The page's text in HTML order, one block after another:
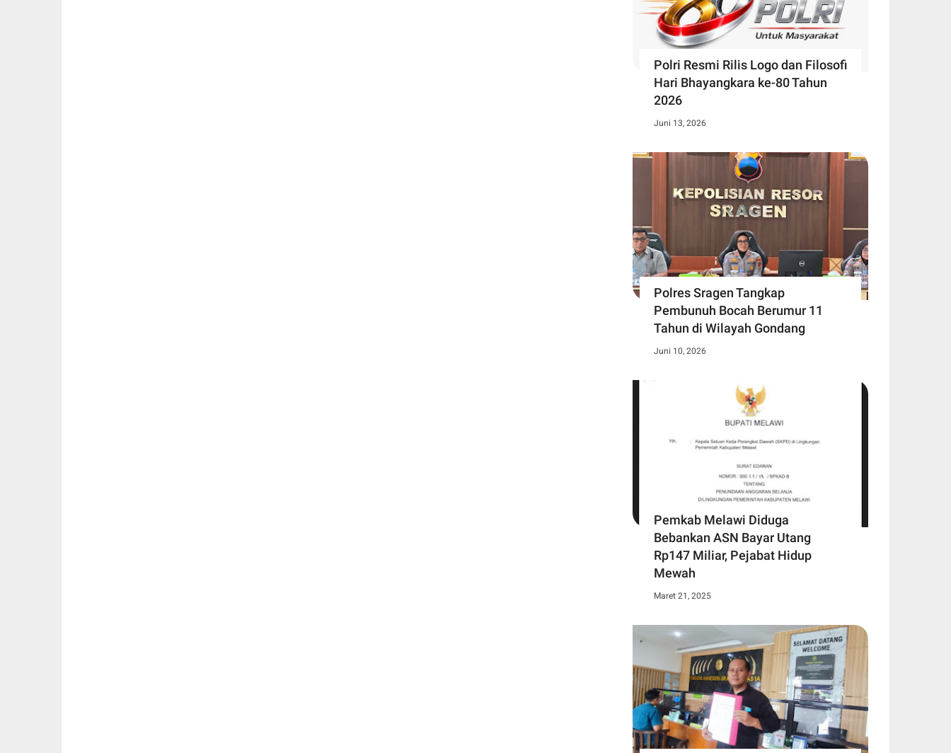
Polri Resmi Rilis Logo dan Filosofi
Hari Bhayangkara ke-80 Tahun
2026
Juni 13, 2026
Polres Sragen Tangkap
Pembunuh Bocah Berumur 11
Tahun di Wilayah Gondang
Juni 10, 2026
Pemkab Melawi Diduga
Bebankan ASN Bayar Utang
Rp147 Miliar, Pejabat Hidup
Mewah
Maret 21, 2025